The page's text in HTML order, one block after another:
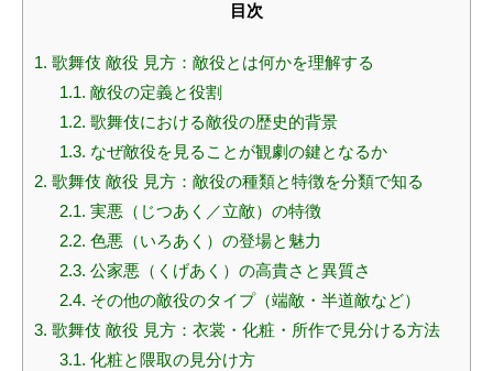
目次
1. 歌舞伎 敵役 見方：敵役とは何かを理解する
1.1. 敵役の定義と役割
1.2. 歌舞伎における敵役の歴史的背景
1.3. なぜ敵役を見ることが観劇の鍵となるか
2. 歌舞伎 敵役 見方：敵役の種類と特徴を分類で知る
2.1. 実悪（じつあく／立敵）の特徴
2.2. 色悪（いろあく）の登場と魅力
2.3. 公家悪（くげあく）の高貴さと異質さ
2.4. その他の敵役のタイプ（端敵・半道敵など）
3. 歌舞伎 敵役 見方：衣裳・化粧・所作で見分ける方法
3.1. 化粧と隈取の見分け方